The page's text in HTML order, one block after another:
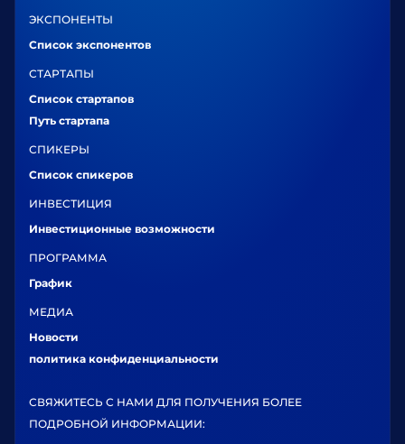
ЭКСПОНЕНТЫ
Список экспонентов
СТАРТАПЫ
Список стартапов
Путь стартапа
СПИКЕРЫ
Список спикеров
ИНВЕСТИЦИЯ
Инвестиционные возможности
ПРОГРАММА
График
МЕДИА
Новости
политика конфиденциальности
СВЯЖИТЕСЬ С НАМИ ДЛЯ ПОЛУЧЕНИЯ БОЛЕЕ
ПОДРОБНОЙ ИНФОРМАЦИИ: